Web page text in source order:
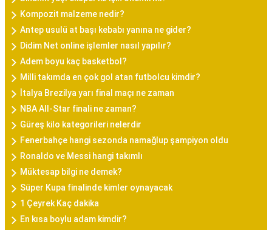
Kompozit malzeme nedir?
Antep usulü at başı kebabı yanına ne gider?
Didim Net online işlemler nasıl yapılır?
Adem boyu kaç basketbol?
Milli takımda en çok gol atan futbolcu kimdir?
İtalya Brezilya yarı final maçı ne zaman
NBA All-Star finali ne zaman?
Güreş kilo kategorileri nelerdir
Fenerbahçe hangi sezonda namağlup şampiyon oldu
Ronaldo ve Messi hangi takımlı
Müktesap bilgi ne demek?
Süper Kupa finalinde kimler oynayacak
1 Çeyrek Kaç dakika
En kısa boylu adam kimdir?